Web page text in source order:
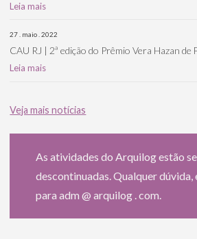
Leia mais
27 . maio . 2022
CAU RJ | 2ª edição do Prêmio Vera Hazan
Leia mais
Veja mais notícias
As atividades do Arquilog estão
descontinuadas. Qualquer dúvida,
para adm @ arquilog . com.